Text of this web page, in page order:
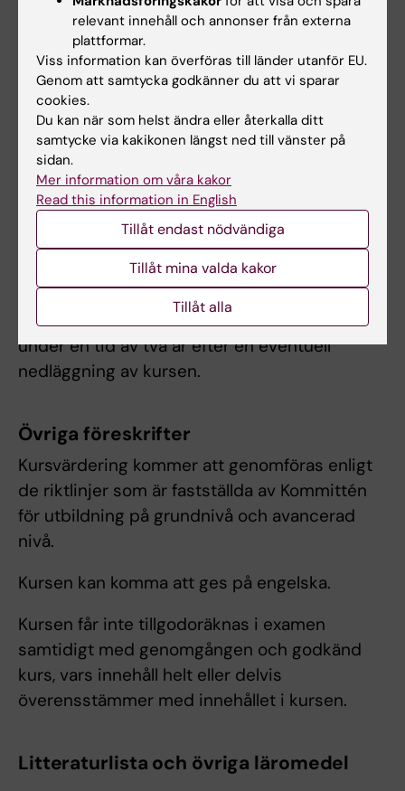
examinationstillfällen, möjlighet till
komplettering eller undantag från
obligatoriska utbildningsmoment, m.m.
Innehåll och lärandemål samt nivån på
förväntade färdigheter, kunskaper och
förmågor får inte ändras, tas bort eller sänkas.
Övergångsbestämmelser
Examination kan ske enligt tidigare
litteraturlista under en tid av ett år efter den
tidpunkt då en förnyelse av litteraturlistan
gjorts. Examination kommer att tillhandahållas
under en tid av två år efter en eventuell
nedläggning av kursen.
Övriga föreskrifter
Kursvärdering kommer att genomföras enligt
de riktlinjer som är fastställda av Kommittén
för utbildning på grundnivå och avancerad
nivå.
Kursen kan komma att ges på engelska.
Kursen får inte tillgodoräknas i examen
samtidigt med genomgången och godkänd
kurs, vars innehåll helt eller delvis
överensstämmer med innehållet i kursen.
Litteraturlista och övriga läromedel
relevant innehåll och annonser från externa
plattformar.
Viss information kan överföras till länder utanför EU.
Genom att samtycka godkänner du att vi sparar
cookies.
Du kan när som helst ändra eller återkalla ditt
samtycke via kakikonen längst ned till vänster på
sidan.
Mer information om våra kakor
Read this information in English
Tillåt endast nödvändiga
Tillåt mina valda kakor
Tillåt alla